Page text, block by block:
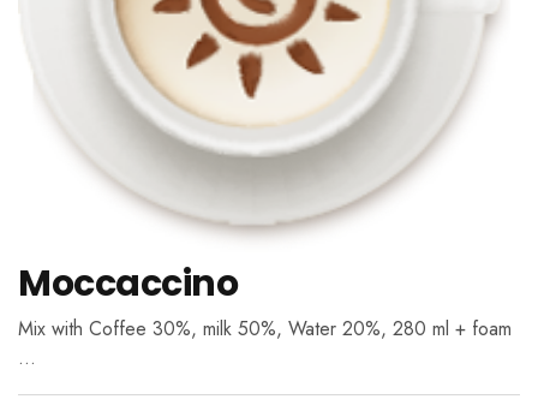
Moccaccino
Mix with Coffee 30%, milk 50%, Water 20%, 280 ml + foam
…